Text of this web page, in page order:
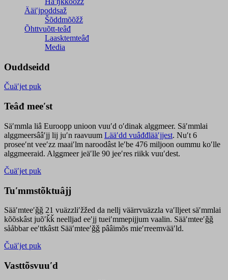
Ääiʹjpoddsaž
Šõddmõõžž
Õhttvuõtt-teâđ
Laasktemteâđ
Media
Ouddseidd
Čuäʹjet puk
Teâđ meeʹst
Säʹmmla liâ Euroopp unioon vuuʹd oʹdinak alggmeer. Säʹmmlai
alggmeersââʹjj lij juʹn raavuum Lääʹdd vuâđđlääʹjjest. Nuʹt 6
proseeʹnt veeʹzz maaiʹlm naroodâst leʹbe 476 miljoon oummu koʹlle
alggmeeraid. Alggmeer jeäʹlle 90 jeeʹres riikk vuuʹdest.
Čuäʹjet puk
Tuʹmmstõktuâjj
Sääʹmteeʹǧǧ 21 vuäzzliʹžžed da nellj väärrvuäzzla vaʹlljeet säʹmmlai
kõõskâst juõʹǩǩ neelljad eeʹjj tueiʹmmepijjum vaalin. Sääʹmteeʹǧǧ
sååbbar eeʹttkâstt Sääʹmteeʹǧǧ pââimõs mieʹrreemvääʹld.
Čuäʹjet puk
Vasttõsvuuʹd